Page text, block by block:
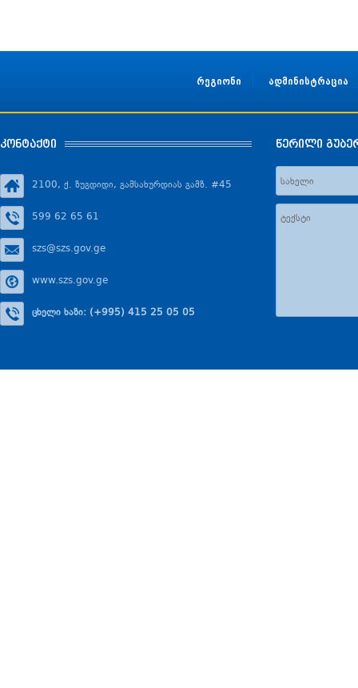
რეგიონი ადმინისტრაცია
კონტაქტი
2100, ქ. ზუგდიდი, გამსახურდიას გამზ. #45
599 62 65 61
szs@szs.gov.ge
www.szs.gov.ge
ცხელი ხაზი: (+995) 415 25 05 05
წერილი